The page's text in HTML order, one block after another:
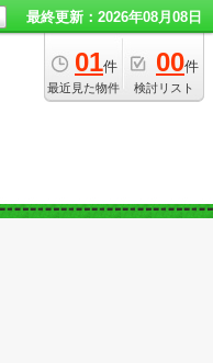
最終更新：2026年08月08日
01件
最近見た物件
00件
検討リスト